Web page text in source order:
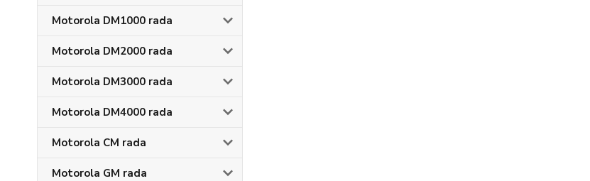
Motorola DM1000 rada
Motorola DM2000 rada
Motorola DM3000 rada
Motorola DM4000 rada
Motorola CM rada
Motorola GM rada